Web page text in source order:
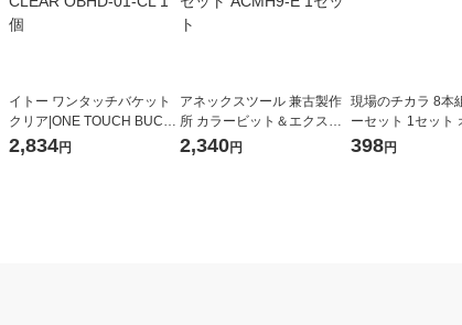
イトー ワンタッチバケット
クリア|ONE TOUCH BUCK
ET CLEAR OBHD-01-CL 1
2,834円
アネックスツール 兼古製作
所 カラービット＆エクステ
ンションバーセット ACMH9
2,340円
現場のチカラ 8本
ーセット 1セット
ル
398円